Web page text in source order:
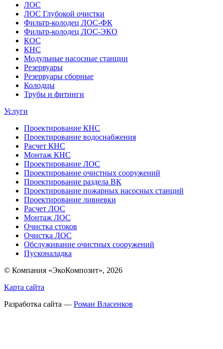
ЛОС
ЛОС Глубокой очистки
Фильтр-колодец ЛОС-ФК
Фильтр-колодец ЛОС-ЭКО
КОС
КНС
Модульные насосные станции
Резервуары
Резервуары сборные
Колодцы
Трубы и фитинги
Услуги
Проектирование КНС
Проектирование водоснабжения
Расчет КНС
Монтаж КНС
Проектирование ЛОС
Проектирование очистных сооружений
Проектирование раздела ВК
Проектирование пожарных насосных станций
Проектирование ливневки
Расчет ЛОС
Монтаж ЛОС
Очистка стоков
Очистка ЛОС
Обслуживание очистных сооружений
Пусконаладка
© Компания «ЭкоКомпозит», 2026
Карта сайта
Разработка сайта — Роман Власенков